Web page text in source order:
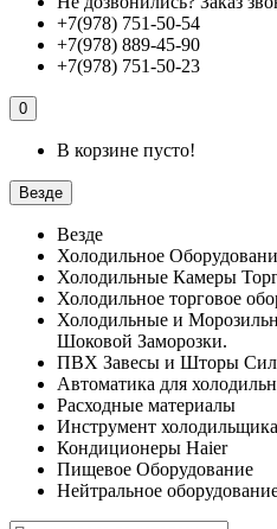
+7(978) 751-50-54
+7(978) 889-45-90
+7(978) 751-50-23
0
В корзине пусто!
Везде
Везде
Холодильное
Холодильные Камеры
Холодильное торговое
Холодильные и
Шоковой Заморозки.
ПВХ Завесы и Шторы
Автоматика для
Расходные материалы
Инструмент холодильщика
Кондиционеры Haier
Пищевое Оборудование
Нейтральное